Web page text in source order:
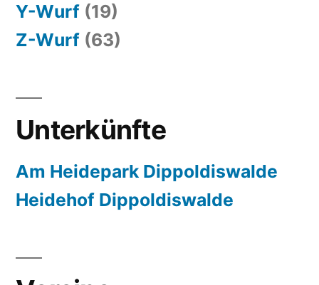
Y-Wurf (19)
Z-Wurf (63)
Unterkünfte
Am Heidepark Dippoldiswalde
Heidehof Dippoldiswalde